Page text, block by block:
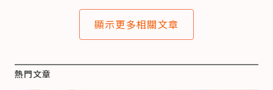
顯示更多相關文章
熱門文章